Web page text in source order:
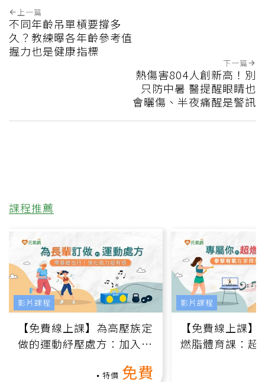
上一篇
不同年齡吊單槓要撐多
久？教練曝各年齡參考值
握力也是健康指標
下一篇
熱傷害804人創新高！別
只防中暑 醫提醒眼睛也
會曬傷、半夜痛醒是警訊
課程推薦
【免費線上課】為高壓族定
做的運動紓壓處方：加入行
特價 免費
影片課程
【免費線上課
燃脂體育課：超
影片課程